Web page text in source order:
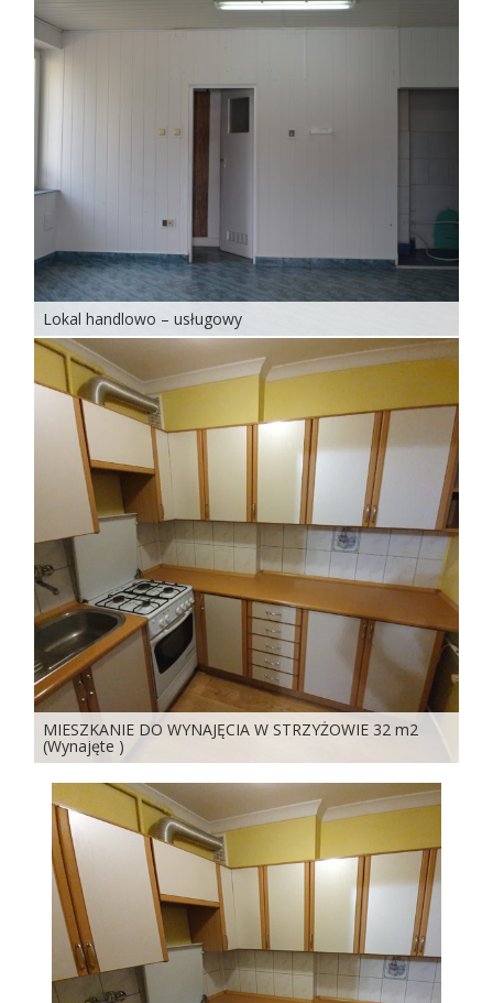
Lokal handlowo – usługowy
MIESZKANIE DO WYNAJĘCIA W STRZYŻOWIE 32 m2
(Wynajęte )